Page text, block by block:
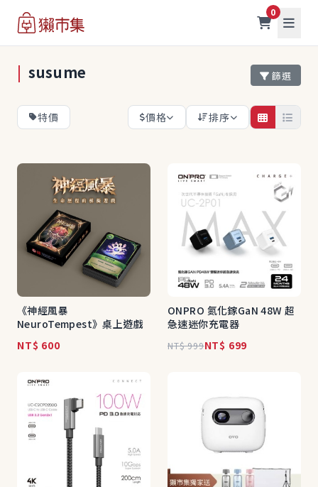
0
| susume 篩選
特價 價格 排序
《神經風暴
NeuroTempest》桌上遊戲
NT$ 600
ONPRO 氮化鎵GaN 48W 超
急速迷你充電器
NT$ 999NT$ 699